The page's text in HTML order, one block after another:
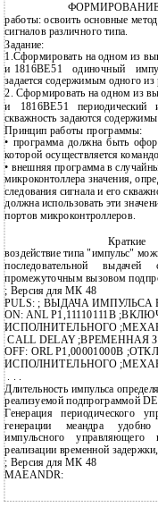
работы: освоить основные
сигналов различного типа.
Задание:
1.Сформировать на одном из
и 1816ВЕ51 одиночный
задается содержимым одного из
2. Сформировать на одном из
и
1816ВЕ51 периодический
скважность задаются
Принцип работы программы:
• программа должна быть
которой осуществляется
• внешняя программа в
микроконтоллера значения,
следования сигнала и его
должна использовать эти
портов микроконтроллеров.
Краткие
воздействие типа "импульс"
последовательной
промежуточным вызовом
; Версия для МК 48
PULS: ; ВЫДАЧА ИМПУЛЬСА
ON: ANL P1,11110111B
ИСПОЛНИТЕЛЬНОГО
CALL DELAY ;ВРЕМЕННАЯ
OFF: ORL P1,00001000B
ИСПОЛНИТЕЛЬНОГО
Длительность импульса
реализуемой подпрограммой
Генерация периодического
генерации меандра удобно
импульсного
реализации временной
; Версия для МК 48
MAEANDR: